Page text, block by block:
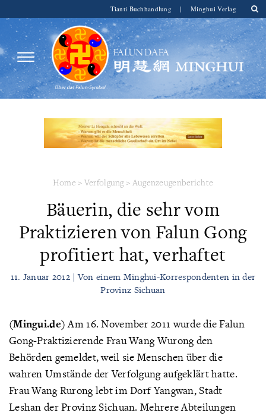
Tianti Buchhandlung | Minghui Verlag
Home > Verfolgung > Augenzeugenberichte
Bäuerin, die sehr vom
Praktizieren von Falun Gong
profitiert hat, verhaftet
11. Januar 2012 | Von einem Minghui-Korrespondenten in der
Provinz Sichuan
(Mingui.de)Am 16. November 2011 wurde die Falun
Gong-Praktizierende Frau Wang Wurong den
Behörden gemeldet, weil sie Menschen über die
wahren Umstände der Verfolgung aufgeklärt hatte.
Frau Wang Rurong lebt im Dorf Yangwan, Stadt
Leshan der Provinz Sichuan. Mehrere Abteilungen